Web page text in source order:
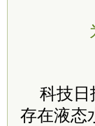
科技日
存在液态